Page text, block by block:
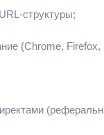
структуры;
(Chrome, Firefox,